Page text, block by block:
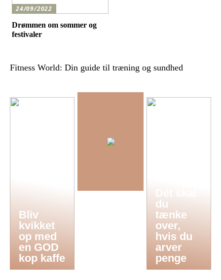
24/09/2022
Drømmen om sommer og
festivaler
Fitness World: Din guide til træning og sundhed
Bliv
kvikket
op med
en GOD
kop kaffe
du
tænke
over,
hvis du
arver
penge